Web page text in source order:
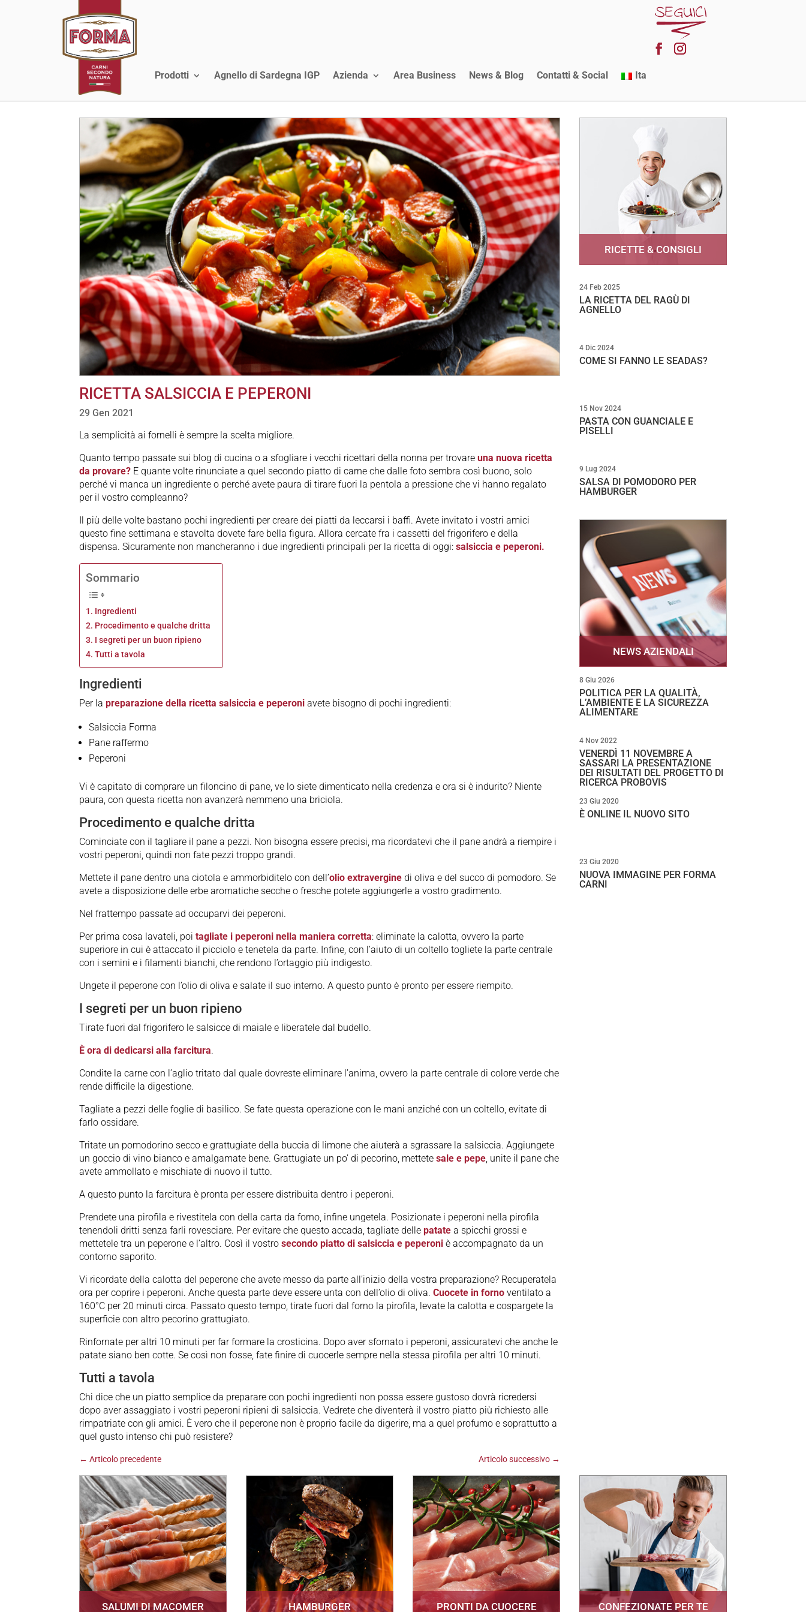
Prodotti Agnello di Sardegna IGP Azienda Area Business News & Blog Contatti & Social Ita
RICETTA SALSICCIA E PEPERONI
29 Gen 2021
La semplicità ai fornelli è sempre la scelta migliore.
Quanto tempo passate sui blog di cucina o a sfogliare i vecchi ricettari della nonna per trovare una nuova ricetta
da provare? E quante volte rinunciate a quel secondo piatto di carne che dalle foto sembra così buono, solo
perché vi manca un ingrediente o perché avete paura di tirare fuori la pentola a pressione che vi hanno regalato
per il vostro compleanno?
Il più delle volte bastano pochi ingredienti per creare dei piatti da leccarsi i baffi. Avete invitato i vostri amici
questo fine settimana e stavolta dovete fare bella figura. Allora cercate fra i cassetti del frigorifero e della
dispensa. Sicuramente non mancheranno i due ingredienti principali per la ricetta di oggi: salsiccia e peperoni.
Sommario
Ingredienti
Procedimento e qualche dritta
I segreti per un buon ripieno
Tutti a tavola
Ingredienti
Per la preparazione della ricetta salsiccia e peperoni avete bisogno di pochi ingredienti:
Salsiccia Forma
Pane raffermo
Peperoni
Vi è capitato di comprare un filoncino di pane, ve lo siete dimenticato nella credenza e ora si è indurito? Niente
paura, con questa ricetta non avanzerà nemmeno una briciola.
Procedimento e qualche dritta
Cominciate con il tagliare il pane a pezzi. Non bisogna essere precisi, ma ricordatevi che il pane andrà a riempire i
vostri peperoni, quindi non fate pezzi troppo grandi.
Mettete il pane dentro una ciotola e ammorbiditelo con dell’olio extravergine di oliva e del succo di pomodoro. Se
avete a disposizione delle erbe aromatiche secche o fresche potete aggiungerle a vostro gradimento.
Nel frattempo passate ad occuparvi dei peperoni.
Per prima cosa lavateli, poi tagliate i peperoni nella maniera corretta: eliminate la calotta, ovvero la parte
superiore in cui è attaccato il picciolo e tenetela da parte. Infine, con l’aiuto di un coltello togliete la parte centrale
con i semini e i filamenti bianchi, che rendono l’ortaggio più indigesto.
Ungete il peperone con l’olio di oliva e salate il suo interno. A questo punto è pronto per essere riempito.
I segreti per un buon ripieno
Tirate fuori dal frigorifero le salsicce di maiale e liberatele dal budello.
È ora di dedicarsi alla farcitura.
Condite la carne con l’aglio tritato dal quale dovreste eliminare l’anima, ovvero la parte centrale di colore verde che
rende difficile la digestione.
Tagliate a pezzi delle foglie di basilico. Se fate questa operazione con le mani anziché con un coltello, evitate di
farlo ossidare.
Tritate un pomodorino secco e grattugiate della buccia di limone che aiuterà a sgrassare la salsiccia. Aggiungete
un goccio di vino bianco e amalgamate bene. Grattugiate un po’ di pecorino, mettete sale e pepe , unite il pane che
avete ammollato e mischiate di nuovo il tutto.
A questo punto la farcitura è pronta per essere distribuita dentro i peperoni.
Prendete una pirofila e rivestitela con della carta da forno, infine ungetela. Posizionate i peperoni nella pirofila
tenendoli dritti senza farli rovesciare. Per evitare che questo accada, tagliate delle patate a spicchi grossi e
mettetele tra un peperone e l’altro. Così il vostro secondo piatto di salsiccia e peperoni è accompagnato da un
contorno saporito.
Vi ricordate della calotta del peperone che avete messo da parte all’inizio della vostra preparazione? Recuperatela
ora per coprire i peperoni. Anche questa parte deve essere unta con dell’olio di oliva. Cuocete in forno ventilato a
160°C per 20 minuti circa. Passato questo tempo, tirate fuori dal forno la pirofila, levate la calotta e cospargete la
superficie con altro pecorino grattugiato.
Rinfornate per altri 10 minuti per far formare la crosticina. Dopo aver sfornato i peperoni, assicuratevi che anche le
patate siano ben cotte. Se così non fosse, fate finire di cuocerle sempre nella stessa pirofila per altri 10 minuti.
Tutti a tavola
Chi dice che un piatto semplice da preparare con pochi ingredienti non possa essere gustoso dovrà ricredersi
dopo aver assaggiato i vostri peperoni ripieni di salsiccia. Vedrete che diventerà il vostro piatto più richiesto alle
rimpatriate con gli amici. È vero che il peperone non è proprio facile da digerire, ma a quel profumo e soprattutto a
quel gusto intenso chi può resistere?
← Articolo precedente Articolo successivo→
RICETTE & CONSIGLI
LA RICETTA DEL RAGÙ DI
AGNELLO
24 Feb 2025
COME SI FANNO LE SEADAS?
4 Dic 2024
PASTA CON GUANCIALE E
PISELLI
15 Nov 2024
SALSA DI POMODORO PER
HAMBURGER
9 Lug 2024
NEWS AZIENDALI
POLITICA PER LA QUALITÀ,
L’AMBIENTE E LA SICUREZZA
ALIMENTARE
8 Giu 2026
VENERDÌ 11 NOVEMBRE A
SASSARI LA PRESENTAZIONE
DEI RISULTATI DEL PROGETTO DI
RICERCA PROBOVIS
4 Nov 2022
È ONLINE IL NUOVO SITO
23 Giu 2020
NUOVA IMMAGINE PER FORMA
CARNI
23 Giu 2020
SALUMI DI MACOMER HAMBURGER PRONTI DA CUOCERE CONFEZIONATE PER TE